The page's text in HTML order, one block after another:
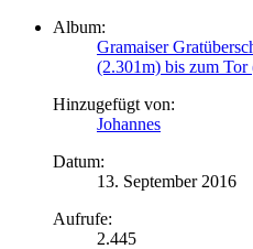
Album:
Gramaiser
(2.301m) bis zum Tor
Hinzugefügt von:
Johannes
Datum:
13. September 2016
Aufrufe:
2.445